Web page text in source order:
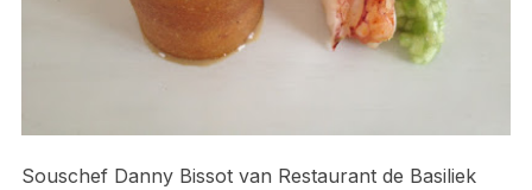
Souschef Danny Bissot van Restaurant de Basiliek